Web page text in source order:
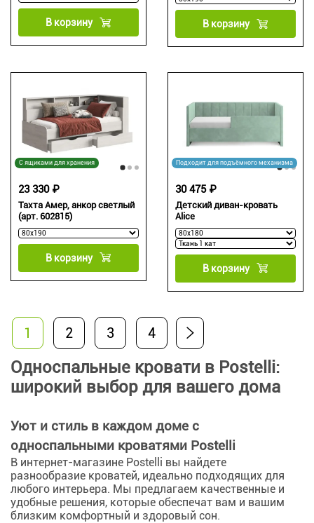
В корзину В корзину
С ящиками для хранения
Тахта Амер, анкор светлый
(арт. 602815)
23 330 ₽
В корзину
Подходит для подъёмного механизма
Детский диван-кровать
Alice
30 475 ₽
В корзину
1 2 3 4
Односпальные кровати в Postelli:
широкий выбор для вашего дома
Уют и стиль в каждом доме с
односпальными кроватями Postelli
В интернет-магазине Postelli вы найдете
разнообразие кроватей, идеально подходящих для
любого интерьера. Мы предлагаем качественные и
удобные решения, которые обеспечат вам и вашим
близким комфортный и здоровый сон.